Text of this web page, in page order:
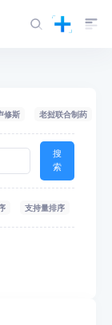
修斯 老挝联合制药
搜
索
支持量排序